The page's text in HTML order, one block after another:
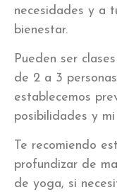
necesidades y a
bienestar.
Pueden ser
de 2 a 3
establecemos
posibilidades y
Te recomiendo
profundizar de
de yoga, si